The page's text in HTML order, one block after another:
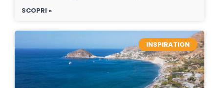
SCOPRI »
INSPIRATION